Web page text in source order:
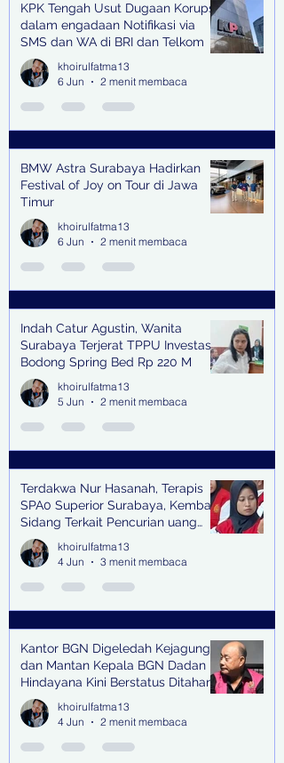
KPK Tengah Usut Dugaan Korupsi
dalam engadaan Notifikasi via
SMS dan WA di BRI dan Telkom
khoirulfatma13
6 Jun
2 menit membaca
BMW Astra Surabaya Hadirkan
Festival of Joy on Tour di Jawa
Timur
khoirulfatma13
6 Jun
2 menit membaca
Indah Catur Agustin, Wanita
Surabaya Terjerat TPPU Investasi
Bodong Spring Bed Rp 220 M
khoirulfatma13
5 Jun
2 menit membaca
Terdakwa Nur Hasanah, Terapis
SPA0 Superior Surabaya, Kembali
Sidang Terkait Pencurian uang
senilai Rp1,285 M di PN Surabaya
khoirulfatma13
4 Jun
3 menit membaca
Kantor BGN Digeledah Kejagung
dan Mantan Kepala BGN Dadan
Hindayana Kini Berstatus Ditahan
khoirulfatma13
4 Jun
2 menit membaca